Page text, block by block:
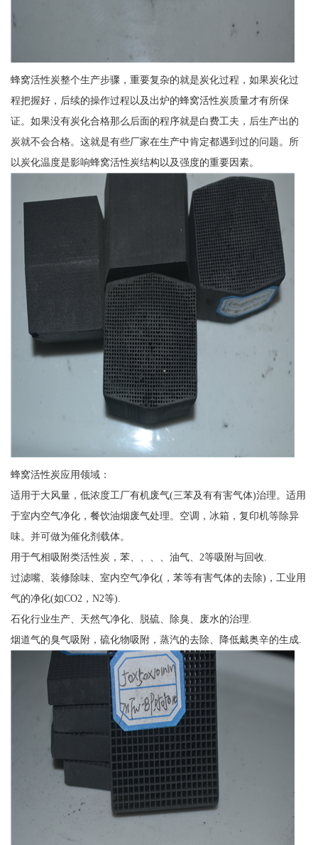
蜂窝活性炭整个生产步骤，重要复杂的就是炭化过程，如果炭化过
程把握好，后续的操作过程以及出炉的蜂窝活性炭质量才有所保
证。如果没有炭化合格那么后面的程序就是白费工夫，后生产出的
炭就不会合格。这就是有些厂家在生产中肯定都遇到过的问题。所
以炭化温度是影响蜂窝活性炭结构以及强度的重要因素。
蜂窝活性炭应用领域：
适用于大风量，低浓度工厂有机废气(三苯及有有害气体)治理。适用
于室内空气净化，餐饮油烟废气处理。空调，冰箱，复印机等除异
味。并可做为催化剂载体。
用于气相吸附类活性炭，苯、、、、油气、2等吸附与回收.
过滤嘴、装修除味、室内空气净化(，苯等有害气体的去除)，工业用
气的净化(如CO2，N2等).
石化行业生产、天然气净化、脱硫、除臭、废水的治理.
烟道气的臭气吸附，硫化物吸附，蒸汽的去除、降低戴奥辛的生成.